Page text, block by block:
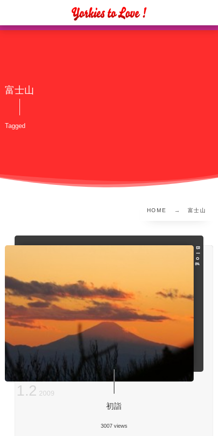
富士山
Tagged
HOME 富士山
Ｂｌｏｇ
初詣
3007 views
1.2 2009